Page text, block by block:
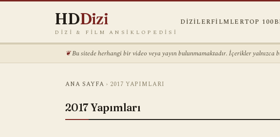
HDDizi
DIZI & FILM ANSIKLOPEDISI
DIZILERFILMLERTOP 100
Bu sitede herhangi bir video veya yayın bulunmamaktadır. İçerikler yalnızca
ANA SAYFA › 2017 YAPIMLARI
2017 Yapımları